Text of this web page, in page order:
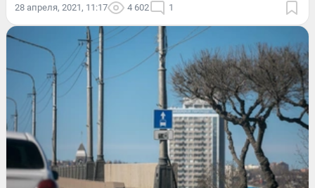
28 апреля, 2021, 11:17 4 602 1